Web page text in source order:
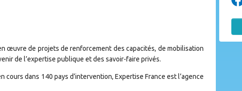
œuvre de projets de renforcement des capacités, de mobilisation
de l’expertise publique et des savoir-faire privés.
dans 140 pays d’intervention, Expertise France est l’agence